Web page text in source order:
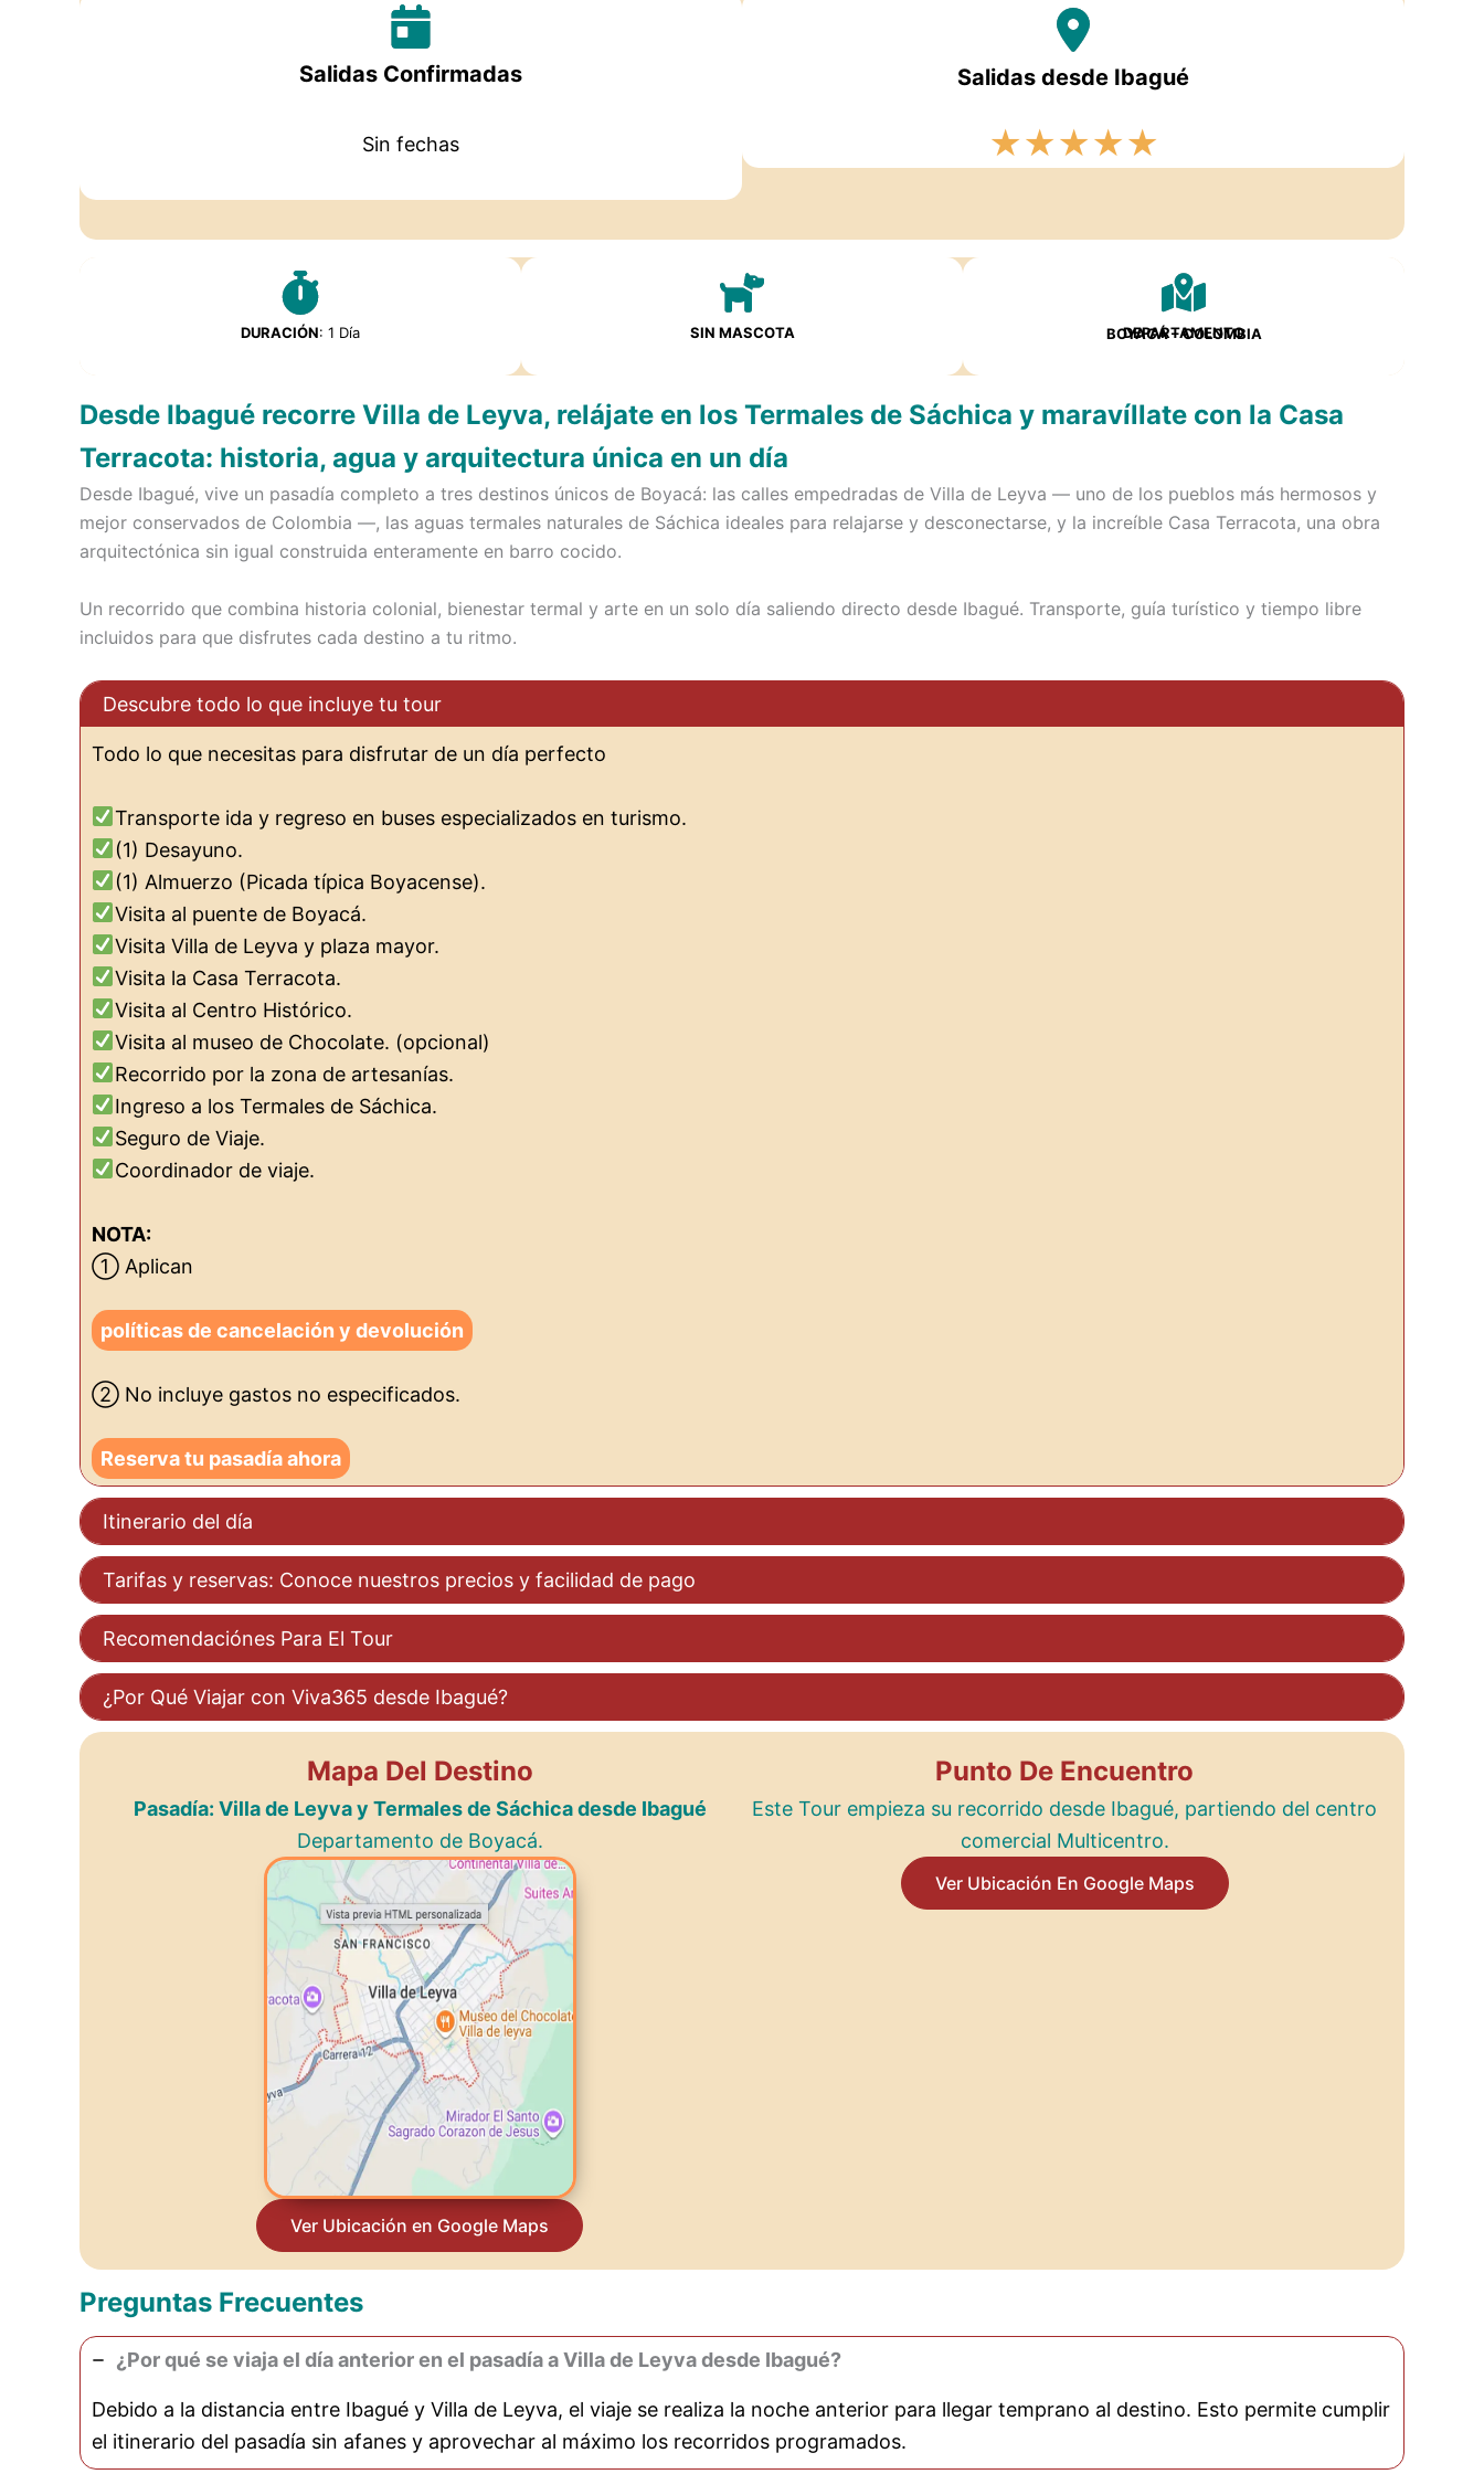
Salidas Confirmadas
Sin fechas
Salidas desde Ibagué
★★★★★
DURACIÓN: 1 Día SIN MASCOTA DEPARTAMENTO
BOYACÁ – COLOMBIA
Desde Ibagué recorre Villa de Leyva, relájate en los Termales de Sáchica y maravíllate con la Casa
Terracota: historia, agua y arquitectura única en un día
Desde Ibagué, vive un pasadía completo a tres destinos únicos de Boyacá: las calles empedradas de Villa de Leyva — uno de los pueblos más hermosos y
mejor conservados de Colombia —, las aguas termales naturales de Sáchica ideales para relajarse y desconectarse, y la increíble Casa Terracota, una obra
arquitectónica sin igual construida enteramente en barro cocido.
Un recorrido que combina historia colonial, bienestar termal y arte en un solo día saliendo directo desde Ibagué. Transporte, guía turístico y tiempo libre
incluidos para que disfrutes cada destino a tu ritmo.
Descubre todo lo que incluye tu tour
Todo lo que necesitas para disfrutar de un día perfecto
Transporte ida y regreso en buses especializados en turismo.
(1) Desayuno.
(1) Almuerzo (Picada típica Boyacense).
Visita al puente de Boyacá.
Visita Villa de Leyva y plaza mayor.
Visita la Casa Terracota.
Visita al Centro Histórico.
Visita al museo de Chocolate. (opcional)
Recorrido por la zona de artesanías.
Ingreso a los Termales de Sáchica.
Seguro de Viaje.
Coordinador de viaje.
NOTA:
① Aplican
políticas de cancelación y devolución
② No incluye gastos no especificados.
Reserva tu pasadía ahora
Itinerario del día
Tarifas y reservas: Conoce nuestros precios y facilidad de pago
Recomendaciónes Para El Tour
¿Por Qué Viajar con Viva365 desde Ibagué?
Mapa Del Destino
Pasadía: Villa de Leyva y Termales de Sáchica desde Ibagué
Departamento de Boyacá.
Ver Ubicación en Google Maps
Punto De Encuentro
Este Tour empieza su recorrido desde Ibagué, partiendo del centro
comercial Multicentro.
Ver Ubicación En Google Maps
Preguntas Frecuentes
¿Por qué se viaja el día anterior en el pasadía a Villa de Leyva desde Ibagué?
Debido a la distancia entre Ibagué y Villa de Leyva, el viaje se realiza la noche anterior para llegar temprano al destino. Esto permite cumplir
el itinerario del pasadía sin afanes y aprovechar al máximo los recorridos programados.